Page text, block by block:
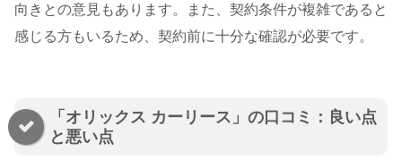
向きとの意見もあります。また、契約条件が複雑であると
感じる方もいるため、契約前に十分な確認が必要です。
「オリックス カーリース」の口コミ：良い点
と悪い点